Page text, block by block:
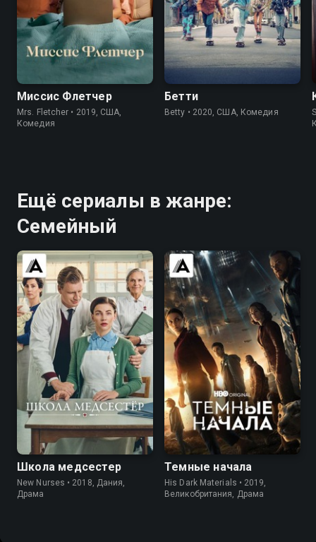
6.5 7.1
Миссис Флетчер
Mrs. Fletcher • 2019, США,
Комедия
7.1 7.1
Бетти
Betty • 2020, США, Комедия
Ещё сериалы в жанре:
Семейный
7.9 7.5
Школа медсестер
New Nurses • 2018, Дания,
Драма
7.8 7.7
Темные начала
His Dark Materials • 2019,
Великобритания, Драма